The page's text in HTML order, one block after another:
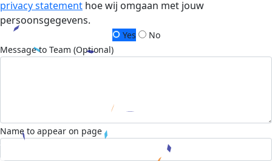
privacy statement hoe wij omgaan met jouw
persoonsgegevens.
Yes
No
Message to Team (Optional)
Name to appear on page